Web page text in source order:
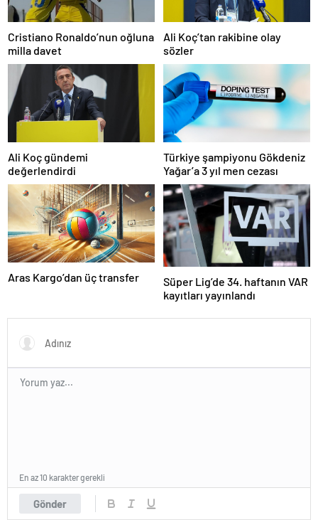
Cristiano Ronaldo’nun oğluna
milla davet
Ali Koç’tan rakibine olay
sözler
Ali Koç gündemi
değerlendirdi
Türkiye şampiyonu Gökdeniz
Yağar’a 3 yıl men cezası
Aras Kargo’dan üç transfer
Süper Lig’de 34. haftanın VAR
kayıtları yayınlandı
Gönder
En az 10 karakter gerekli